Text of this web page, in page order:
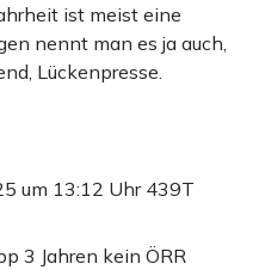
ist meist eine
nennt man es ja auch,
Lückenpresse.
um 13:12 Uhr 439T
3 Jahren kein ÖRR